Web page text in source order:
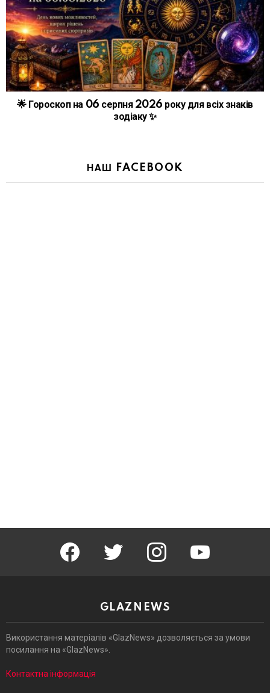
🌟 Гороскоп на 06 серпня 2026 року для всіх знаків
зодіаку ✨
НАШ FACEBOOK
facebook twitter instagram youtube
GLAZNEWS
Використання матеріалів «GlazNews» дозволяється за умови
посилання на «GlazNews».
Контактна інформація